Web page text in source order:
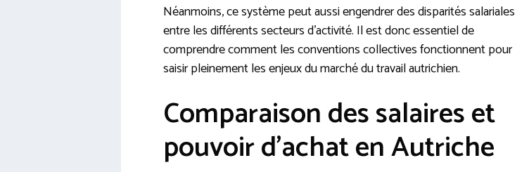
Néanmoins, ce système peut aussi engendrer des disparités salariales
entre les différents secteurs d’activité. Il est donc essentiel de
comprendre comment les conventions collectives fonctionnent pour
saisir pleinement les enjeux du marché du travail autrichien.
Comparaison des salaires et
pouvoir d’achat en Autriche